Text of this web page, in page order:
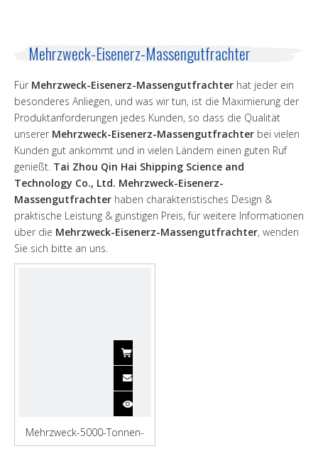
Mehrzweck-Eisenerz-Massengutfrachter
Für Mehrzweck-Eisenerz-Massengutfrachter hat jeder ein
besonderes Anliegen, und was wir tun, ist die Maximierung der
Produktanforderungen jedes Kunden, so dass die Qualität
unserer Mehrzweck-Eisenerz-Massengutfrachter bei vielen
Kunden gut ankommt und in vielen Ländern einen guten Ruf
genießt. Tai Zhou Qin Hai Shipping Science and
Technology Co., Ltd. Mehrzweck-Eisenerz-
Massengutfrachter haben charakteristisches Design &
praktische Leistung & günstigen Preis, für weitere Informationen
über die Mehrzweck-Eisenerz-Massengutfrachter, wenden
Sie sich bitte an uns.
Mehrzweck-5000-Tonnen-
Eisenerz-Massengutfrachter